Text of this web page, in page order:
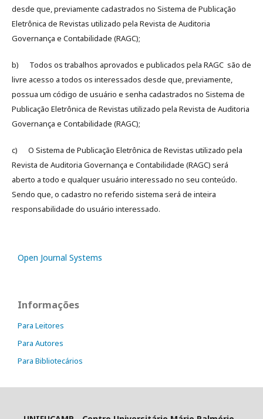
desde que, previamente cadastrados no Sistema de Publicação
Eletrônica de Revistas utilizado pela Revista de Auditoria
Governança e Contabilidade (RAGC);
b) Todos os trabalhos aprovados e publicados pela RAGC são de
livre acesso a todos os interessados desde que, previamente,
possua um código de usuário e senha cadastrados no Sistema de
Publicação Eletrônica de Revistas utilizado pela Revista de Auditoria
Governança e Contabilidade (RAGC);
c) O Sistema de Publicação Eletrônica de Revistas utilizado pela
Revista de Auditoria Governança e Contabilidade (RAGC) será
aberto a todo e qualquer usuário interessado no seu conteúdo.
Sendo que, o cadastro no referido sistema será de inteira
responsabilidade do usuário interessado.
Open Journal Systems
Informações
Para Leitores
Para Autores
Para Bibliotecários